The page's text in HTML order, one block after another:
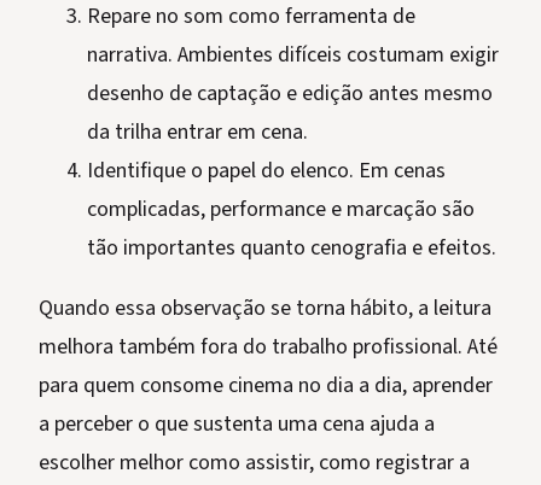
Repare no som como ferramenta de
narrativa. Ambientes difíceis costumam exigir
desenho de captação e edição antes mesmo
da trilha entrar em cena.
Identifique o papel do elenco. Em cenas
complicadas, performance e marcação são
tão importantes quanto cenografia e efeitos.
Quando essa observação se torna hábito, a leitura
melhora também fora do trabalho profissional. Até
para quem consome cinema no dia a dia, aprender
a perceber o que sustenta uma cena ajuda a
escolher melhor como assistir, como registrar a